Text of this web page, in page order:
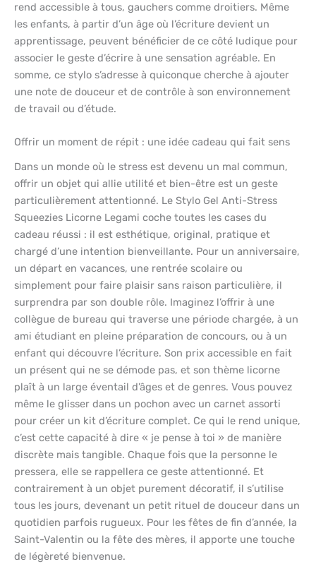
rend accessible à tous, gauchers comme droitiers. Même
les enfants, à partir d’un âge où l’écriture devient un
apprentissage, peuvent bénéficier de ce côté ludique pour
associer le geste d’écrire à une sensation agréable. En
somme, ce stylo s’adresse à quiconque cherche à ajouter
une note de douceur et de contrôle à son environnement
de travail ou d’étude.
Offrir un moment de répit : une idée cadeau qui fait sens
Dans un monde où le stress est devenu un mal commun,
offrir un objet qui allie utilité et bien-être est un geste
particulièrement attentionné. Le Stylo Gel Anti-Stress
Squeezies Licorne Legami coche toutes les cases du
cadeau réussi : il est esthétique, original, pratique et
chargé d’une intention bienveillante. Pour un anniversaire,
un départ en vacances, une rentrée scolaire ou
simplement pour faire plaisir sans raison particulière, il
surprendra par son double rôle. Imaginez l’offrir à une
collègue de bureau qui traverse une période chargée, à un
ami étudiant en pleine préparation de concours, ou à un
enfant qui découvre l’écriture. Son prix accessible en fait
un présent qui ne se démode pas, et son thème licorne
plaît à un large éventail d’âges et de genres. Vous pouvez
même le glisser dans un pochon avec un carnet assorti
pour créer un kit d’écriture complet. Ce qui le rend unique,
c’est cette capacité à dire « je pense à toi » de manière
discrète mais tangible. Chaque fois que la personne le
pressera, elle se rappellera ce geste attentionné. Et
contrairement à un objet purement décoratif, il s’utilise
tous les jours, devenant un petit rituel de douceur dans un
quotidien parfois rugueux. Pour les fêtes de fin d’année, la
Saint-Valentin ou la fête des mères, il apporte une touche
de légèreté bienvenue.